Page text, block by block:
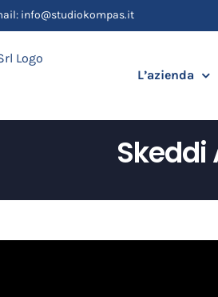
info@studiokompas.it
L’azienda
Skeddi